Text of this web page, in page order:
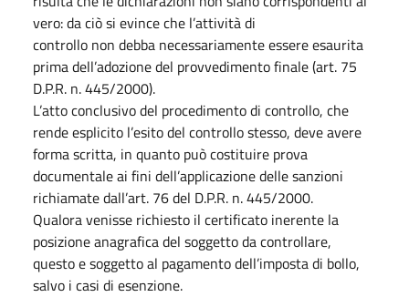
vero: da ciò si evince che l’attività di
controllo non debba necessariamente essere esaurita
prima dell’adozione del provvedimento finale (art. 75
D.P.R. n. 445/2000).
L’atto conclusivo del procedimento di controllo, che
rende esplicito l’esito del controllo stesso, deve avere
forma scritta, in quanto può costituire prova
documentale ai fini dell’applicazione delle sanzioni
richiamate dall’art. 76 del D.P.R. n. 445/2000.
Qualora venisse richiesto il certificato inerente la
posizione anagrafica del soggetto da controllare,
questo e soggetto al pagamento dell’imposta di bollo,
salvo i casi di esenzione.